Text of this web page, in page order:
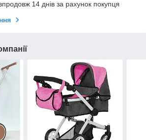
14 днів за рахунок покупця